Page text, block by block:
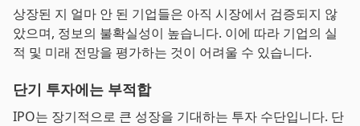
상장된 지 얼마 안 된 기업들은 아직 시장에서 검증되지 않
았으며, 정보의 불확실성이 높습니다. 이에 따라 기업의 실
적 및 미래 전망을 평가하는 것이 어려울 수 있습니다.
단기 투자에는 부적합
IPO는 장기적으로 큰 성장을 기대하는 투자 수단입니다. 단